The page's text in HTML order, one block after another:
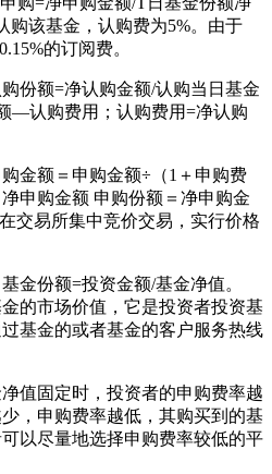
购该基金，认购费为5%。由于
的订阅费。
份额=净认购金额/认购当日基金
—认购费用；认购费用=净认购
金额＝申购金额÷（1＋申购费
申购金额 申购份额＝净申购金
交易所集中竞价交易，实行价格
金份额=投资金额/基金净值。
的市场价值，它是投资者投资基
基金的或者基金的客户服务热线
值固定时，投资者的申购费率越
，申购费率越低，其购买到的基
以尽量地选择申购费率较低的平